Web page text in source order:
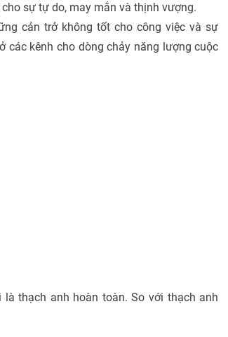
sự tự do, may mắn và thịnh vượng.
cản trở không tốt cho công việc và sự
các kênh cho dòng chảy năng lượng cuộc
thạch anh hoàn toàn. So với thạch anh